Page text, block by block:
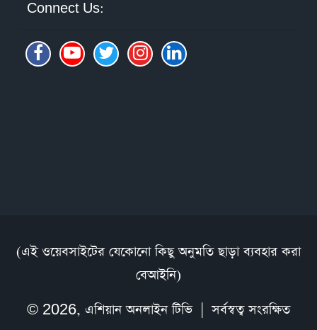
Connect Us:
(এই ওয়েবসাইটের যেকোনো কিছু অনুমতি ছাড়া ব্যবহার করা
বেআইনি)
© 2026, এশিয়ান অনলাইন টিভি| সর্বস্বত্ব সংরক্ষিত